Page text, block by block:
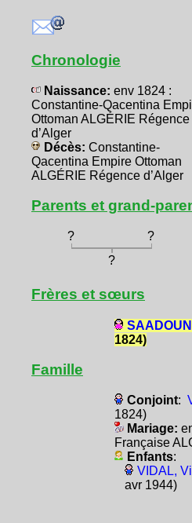
Chronologie
Naissance: env 1824 :
Constantine-Qacentina
Ottoman ALGÉRIE Régence
d’Alger
Décès: Constantine-
Qacentina Empire Ottoman
ALGÉRIE Régence d’Alger
Parents et grand-
? ?
?
Frères et sœurs
1824)
Famille
Conjoint:
1824)
Mariage:
Française
Enfants:
VIDAL,
avr 1944)